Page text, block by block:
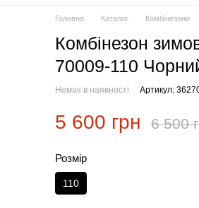
Головна Каталог Комбінезони
Комбінезон
70009-110
Немає в наявності Артикул:
5 600 грн 6 500
Розмір
110